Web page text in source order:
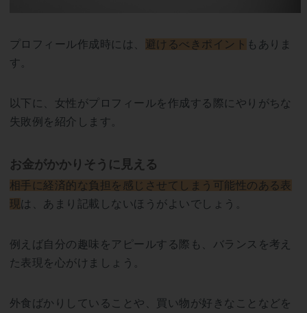
プロフィール作成時には、 避けるべきポイント もありま
す。
以下に、女性がプロフィールを作成する際にやりがちな
失敗例を紹介します。
お金がかかりそうに見える
相手に経済的な負担を感じさせてしまう可能性のある表
現 は、あまり記載しないほうがよいでしょう。
例えば自分の趣味をアピールする際も、バランスを考え
た表現を心がけましょう。
外食ばかりしていることや、買い物が好きなことなどを